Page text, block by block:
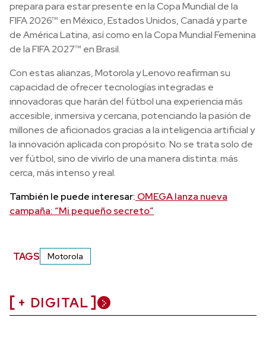
prepara para estar presente en la Copa Mundial de la
FIFA 2026™ en México, Estados Unidos, Canadá y parte
de América Latina, así como en la Copa Mundial Femenina
de la FIFA 2027™ en Brasil.
Con estas alianzas, Motorola y Lenovo reafirman su
capacidad de ofrecer tecnologías integradas e
innovadoras que harán del fútbol una experiencia más
accesible, inmersiva y cercana, potenciando la pasión de
millones de aficionados gracias a la inteligencia artificial y
la innovación aplicada con propósito. No se trata solo de
ver fútbol, sino de vivirlo de una manera distinta: más
cerca, más intenso y real.
También le puede interesar: OMEGA lanza nueva
campaña: “Mi pequeño secreto”
TAGS Motorola
+ DIGITAL